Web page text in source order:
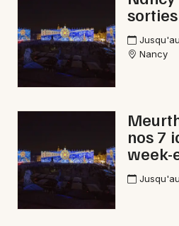
Artistes en tournée
Actus à Val de Briey
Magazine à Val de Briey
Nancy
nos 7
week-